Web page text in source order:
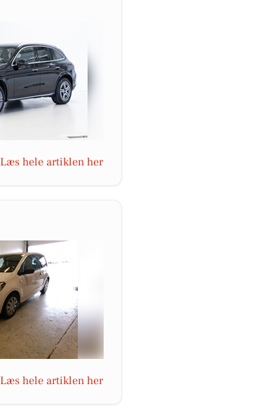
Læs hele artiklen her
Læs hele artiklen her